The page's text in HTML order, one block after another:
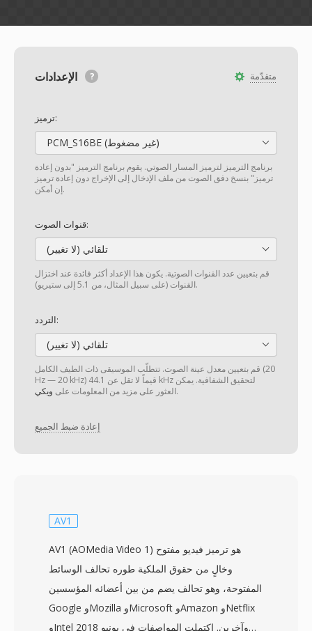
متقدّمة
ترميز:
PCM_S16BE (غير مضغوط)
برنامج الترميز لترميز المسار الصوتي. يقوم برنامج الترميز "بدون إعادة
ترميز" بنسخ دفق الصوت من ملف الإدخال إلى الإخراج دون إعادة ترميز
إن أمكن.
قنوات الصوت:
تلقائي (لا تغيير)
قم بتعيين عدد القنوات الصوتية. يكون هذا الإعداد أكثر فائدة عند اختزال
القنوات (على سبيل المثال، من 5.1 إلى ستيريو).
التردد:
تلقائي (لا تغيير)
قم بتعيين معدل عينة الصوت. تتطلّب الموسيقى ذات الطيف الكامل (20
Hz — 20 kHz) قيماً لا تقل عن 44.1 kHz لتحقيق الشفافية. يمكن
العثور على مزيد من المعلومات على ويكي .
إعادة ضبط الجميع
AV1
AV1 (AOMedia Video 1) هو ترميز فيديو مفتوح
وخالٍ من حقوق الملكية طوره تحالف الوسائط
المفتوحة، وهو تحالف يضم من بين أعضائه المؤسسين
Google وMozilla وMicrosoft وAmazon وNetflix
وIntel وآخرين. اكتملت المواصفات في يونيو 2018